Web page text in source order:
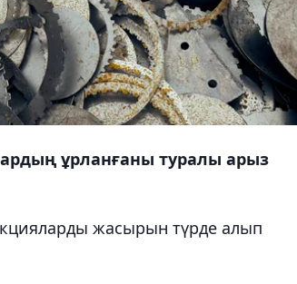
ұрланғаны туралы арыз
жасырын түрде алып